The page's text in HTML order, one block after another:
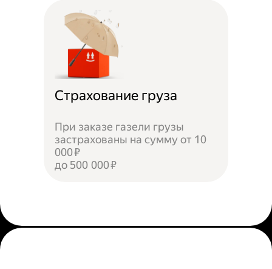
Страхование груза
При заказе газели грузы
застрахованы на сумму от 10
000 ₽
до 500 000 ₽